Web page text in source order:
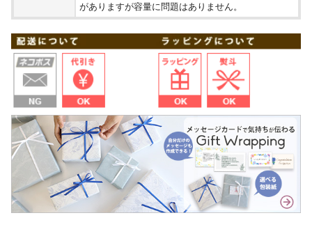
がありますが容量に問題はありません。